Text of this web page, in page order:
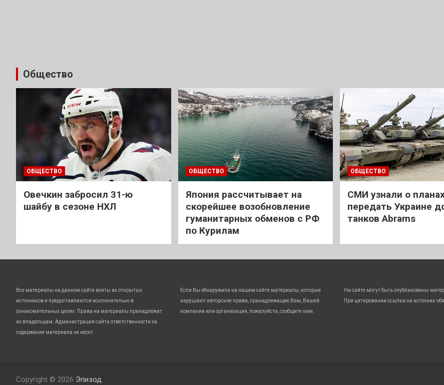
Общество
ОБЩЕСТВО
Овечкин забросил 31-ю
шайбу в сезоне НХЛ
ОБЩЕСТВО
Япония рассчитывает на
скорейшее возобновление
гуманитарных обменов с РФ
по Курилам
ОБЩЕСТВО
СМИ узнали о
передать Украине
танков Abrams
Все материалы на данном сайте взяты из открытых
источников и предоставляются исключительно в
ознакомительных целях. Права на материалы принадлежат
их владельцам. Администрация сайта ответственности за
содержание материала не несет.
Если Вы обнаружили на нашем сайте материалы, которые
нарушают авторские права, принадлежащие Вам, Вашей
компании или организации, пожалуйста, сообщите нам.
На сайте могут быть опубликованы
При цитировании ссылка на источник
Copyright © 2026 Эпизод.